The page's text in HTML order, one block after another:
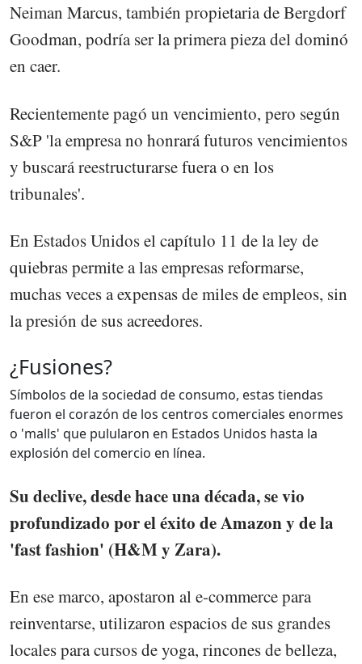
Neiman Marcus, también propietaria de Bergdorf
Goodman, podría ser la primera pieza del dominó
en caer.
Recientemente pagó un vencimiento, pero según
S&P 'la empresa no honrará futuros vencimientos
y buscará reestructurarse fuera o en los
tribunales'.
En Estados Unidos el capítulo 11 de la ley de
quiebras permite a las empresas reformarse,
muchas veces a expensas de miles de empleos, sin
la presión de sus acreedores.
¿Fusiones?
Símbolos de la sociedad de consumo, estas tiendas
fueron el corazón de los centros comerciales enormes
o 'malls' que pulularon en Estados Unidos hasta la
explosión del comercio en línea.
Su declive, desde hace una década, se vio
profundizado por el éxito de Amazon y de la
'fast fashion' (H&M y Zara).
En ese marco, apostaron al e-commerce para
reinventarse, utilizaron espacios de sus grandes
locales para cursos de yoga, rincones de belleza,